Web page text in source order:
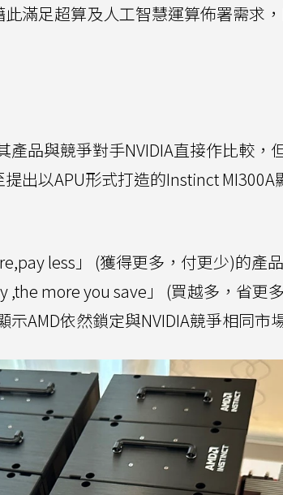
此滿足超算及人工智慧運算佈署需求
產品與競爭對手NVIDIA直接作比較，
出以APU形式打造的Instinct MI300A
less」 (獲得更多，付更少)的產
,the more you save」 (買越多，省更
AMD依然鎖定與NVIDIA競爭相同市